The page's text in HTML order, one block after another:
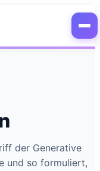
der Generative
und so formuliert,